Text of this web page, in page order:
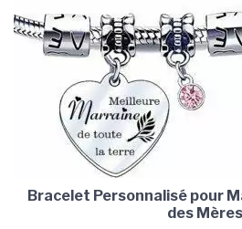
Bracelet Personnalisé pour
des Mères